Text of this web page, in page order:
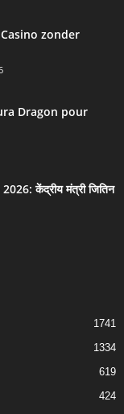
zonder
Dragon pour
केंद्रीय मंत्री जितिन
1741
1334
619
424